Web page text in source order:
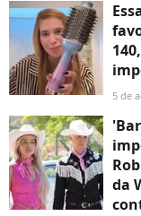
5 de
da